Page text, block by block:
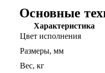
Основные
Характеристика
Цвет исполнения
Размеры, мм
Вес, кг